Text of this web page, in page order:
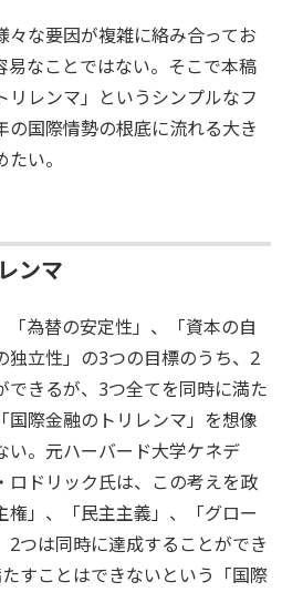
々な要因が複雑に絡み合ってお
易なことではない。そこで本稿
リレンマ」というシンプルなフ
の国際情勢の根底に流れる大き
い。
ンマ
「為替の安定性」、「資本の自
独立性」の3つの目標のうち、2
できるが、3つ全てを同時に満た
国際金融のトリレンマ」を想像
い。元ハーバード大学ケネデ
ロドリック氏は、この考えを政
権」、「民主主義」、「グロー
2つは同時に達成することができ
すことはできないという「国際